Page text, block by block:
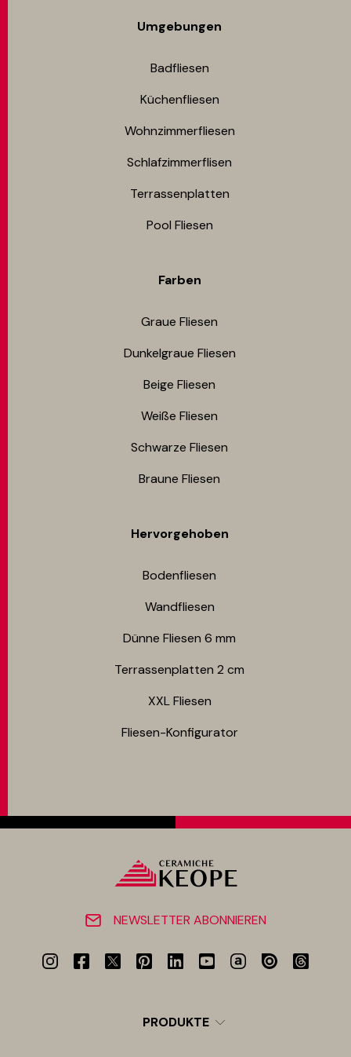
Umgebungen
Badfliesen
Küchenfliesen
Wohnzimmerfliesen
Schlafzimmerflisen
Terrassenplatten
Pool Fliesen
Farben
Graue Fliesen
Dunkelgraue Fliesen
Beige Fliesen
Weiße Fliesen
Schwarze Fliesen
Braune Fliesen
Hervorgehoben
Bodenfliesen​
Wandfliesen
Dünne Fliesen 6 mm​
Terrassenplatten 2 cm
XXL Fliesen
Fliesen-Konfigurator
NEWSLETTER ABONNIEREN
PRODUKTE